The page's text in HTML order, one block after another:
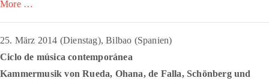
More …
25. März 2014 (Dienstag), Bilbao (Spanien)
Ciclo de música contemporánea
Kammermusik von Rueda, Ohana, de Falla, Schönberg und